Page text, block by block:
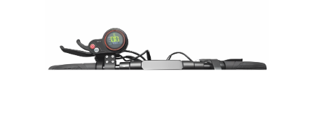
КУГО МАКС СПИД
от КИРИН